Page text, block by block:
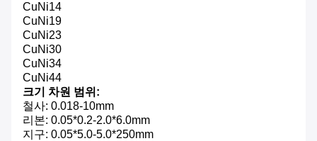
CuNi14
CuNi19
CuNi23
CuNi30
CuNi34
CuNi44
크기 차원 범위:
철사: 0.018-10mm
리본: 0.05*0.2-2.0*6.0mm
지구: 0.05*5.0-5.0*250mm